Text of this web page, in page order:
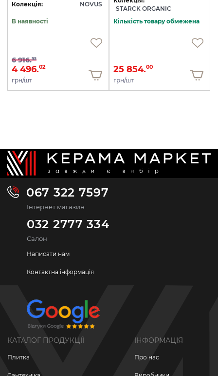
Колекція: NOVUS
В наявності
6 916.95
4 496.02
грн/шт
STARCK ORGANIC
Кількість товару обмежена
25 854.00
грн/шт
067 322 7597
Інтернет магазин
032 2777 334
Салон
Написати нам
Контактна інформація
КАТАЛОГ ПРОДУКЦІЇ
Плитка
ІНФОРМАЦІЯ
Про нас